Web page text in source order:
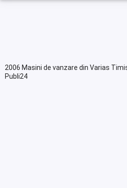
2006 Masini de vanzare din Varias
Publi24